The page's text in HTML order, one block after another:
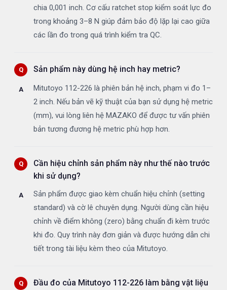
chia 0,001 inch. Cơ cấu ratchet stop kiểm soát lực đo
trong khoảng 3–8 N giúp đảm bảo độ lặp lại cao giữa
các lần đo trong quá trình kiểm tra QC.
Sản phẩm này dùng hệ inch hay metric?
Mitutoyo 112-226 là phiên bản hệ inch, phạm vi đo 1–
2 inch. Nếu bản vẽ kỹ thuật của bạn sử dụng hệ metric
(mm), vui lòng liên hệ MAZAKO để được tư vấn phiên
bản tương đương hệ metric phù hợp hơn.
Cần hiệu chỉnh sản phẩm này như thế nào trước
khi sử dụng?
Sản phẩm được giao kèm chuẩn hiệu chỉnh (setting
standard) và cờ lê chuyên dụng. Người dùng cần hiệu
chỉnh về điểm không (zero) bằng chuẩn đi kèm trước
khi đo. Quy trình này đơn giản và được hướng dẫn chi
tiết trong tài liệu kèm theo của Mitutoyo.
Đầu đo của Mitutoyo 112-226 làm bằng vật liệu